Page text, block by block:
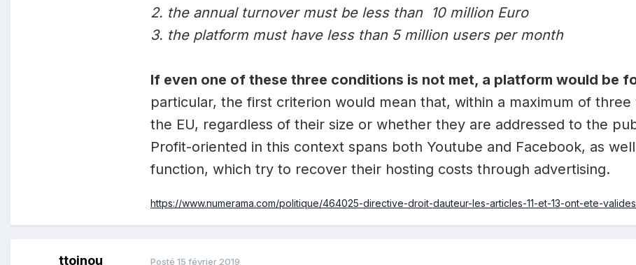
2. the annual turnover must be less than 10 million Euro
3. the platform must have less than 5 million users per month
If even one of these three conditions is not met, a platform would be
particular, the first criterion would mean that, within a maximum of
the EU, regardless of their size or whether they are addressed to the
Profit-oriented in this context spans both Youtube and Facebook, as
function, which try to recover their hosting costs through advertising.
https://www.numerama.com/politique/464025-directive-droit-dauteur-les-articles-11-et-13-ont-ete-
ttoinou Posté 15 février 2019